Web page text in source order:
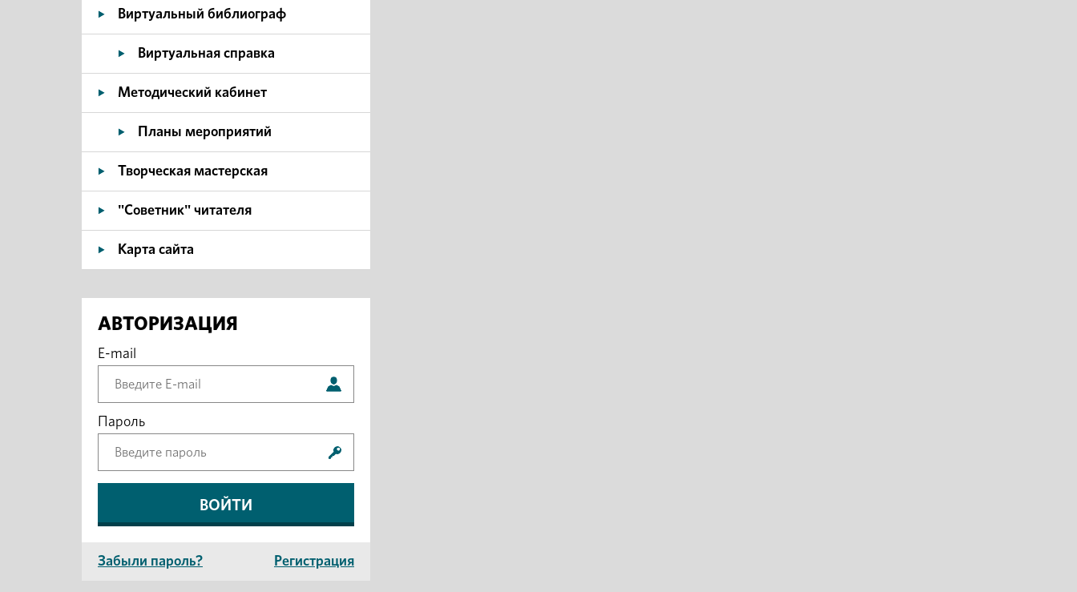
Виртуальный библиограф
Виртуальная справка
Методический кабинет
Планы мероприятий
Творческая мастерская
"Советник" читателя
Карта сайта
АВТОРИЗАЦИЯ
E-mail
Пароль
Забыли пароль? Регистрация